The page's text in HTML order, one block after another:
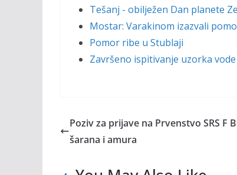
Tešanj - obilježen Dan planete
Mostar: Varakinom izazvali
Pomor ribe u Stublaji
Završeno ispitivanje uzorka
Poziv za prijave na Prvenstvo SRS F
šarana i amura